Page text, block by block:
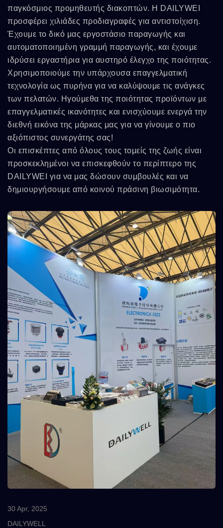
παγκόσμιος προμηθευτής διακοπτών. Η DAILYWEI
προσφέρει χιλιάδες προδιαγραφές για αντιστοίχιση.
Έχουμε το δικό μας εργοστάσιο παραγωγής και
αυτοματοποιημένη γραμμή παραγωγής, και έχουμε
ιδρύσει εργαστήρια για αυστηρό έλεγχο της ποιότητας.
Χρησιμοποιούμε την υπάρχουσα επαγγελματική
τεχνολογία ως πυρήνα για να καλύψουμε τις ανάγκες
των πελατών. Ηγούμεθα της ποιότητας προϊόντων με
επαγγελματικές ικανότητες και ενισχύουμε ενεργά την
διεθνή εικόνα της μάρκας μας για να γίνουμε ο πιο
αξιόπιστος συνεργάτης σας!
Οι επισκέπτες από όλους τους τομείς της ζωής είναι
προσκεκλημένοι να επισκεφθούν το περίπτερο της
DAILYWEI για να μας δώσουν συμβουλές και να
δημιουργήσουμε από κοινού πράσινη βιωσιμότητα.
30 Apr, 2025
DAILYWELL